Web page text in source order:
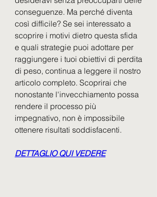
conseguenze. Ma perché diventa
così difficile? Se sei interessato a
scoprire i motivi dietro questa sfida
e quali strategie puoi adottare per
raggiungere i tuoi obiettivi di perdita
di peso, continua a leggere il nostro
articolo completo. Scoprirai che
nonostante l'invecchiamento possa
rendere il processo più
impegnativo, non è impossibile
ottenere risultati soddisfacenti.
DETTAGLIO QUI VEDERE